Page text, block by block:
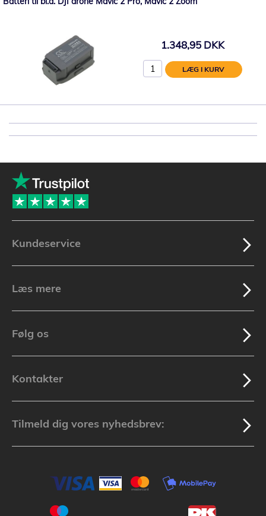
1.348,95 DKK
LÆG I KURV
Kundeservice
Læs mere
Følg os
Kontakter
Tilmeld dig vores nyhedsbrev: